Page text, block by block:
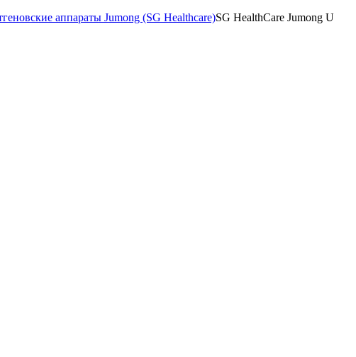
аппараты Jumong (SG Healthcare)SG HealthCare Jumong U